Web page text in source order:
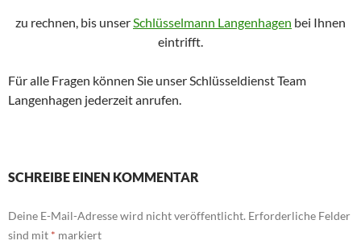
zu rechnen, bis unserSchlüsselmann Langenhagen bei Ihnen
eintrifft.
Für alle Fragen können Sie unser Schlüsseldienst Team
Langenhagen jederzeit anrufen.
SCHREIBE EINEN KOMMENTAR
Deine E-Mail-Adresse wird nicht veröffentlicht. Erforderliche Felder
sind mit * markiert